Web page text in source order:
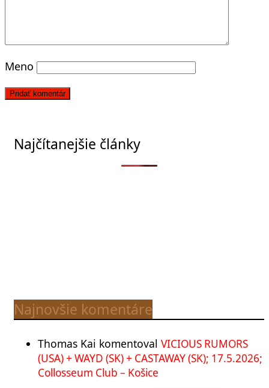
Meno
Najčítanejšie články
Najnovšie komentáre
Thomas Kai komentoval VICIOUS RUMORS
(USA) + WAYD (SK) + CASTAWAY (SK); 17.5.2026;
Collosseum Club – Košice